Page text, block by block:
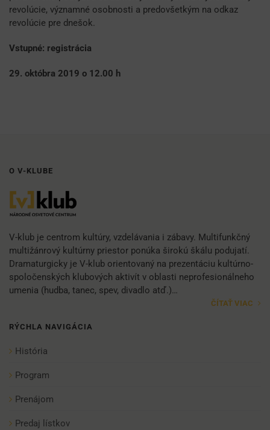
revolúcie, významné osobnosti a predovšetkým na odkaz
revolúcie pre dnešok.
Vstupné: registrácia
29. októbra 2019 o 12.00 h
O V-KLUBE
V-klub je centrom kultúry, vzdelávania i zábavy. Multifunkčný
multižánrový kultúrny priestor ponúka širokú škálu podujatí.
Dramaturgicky je V-klub orientovaný na prezentáciu kultúrno-
spoločenských klubových aktivít v oblasti neprofesionálneho
umenia (hudba, tanec, spev, divadlo atď.)…
ČÍTAŤ VIAC
RÝCHLA NAVIGÁCIA
História
Program
Prenájom
Predaj lístkov